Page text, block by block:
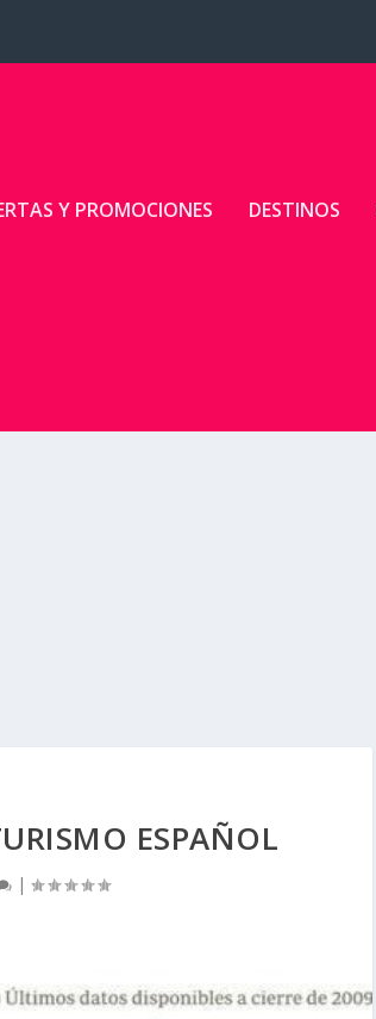
Y PROMOCIONES DESTINOS
ESPAÑOL
|